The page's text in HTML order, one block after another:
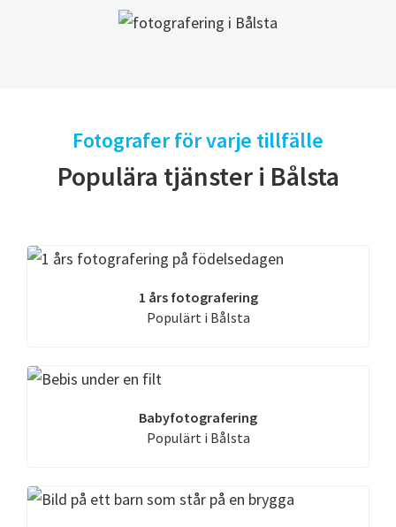
Fotografer för varje tillfälle
Populära tjänster i Bålsta
1 års fotografering
Populärt i Bålsta
Babyfotografering
Populärt i Bålsta